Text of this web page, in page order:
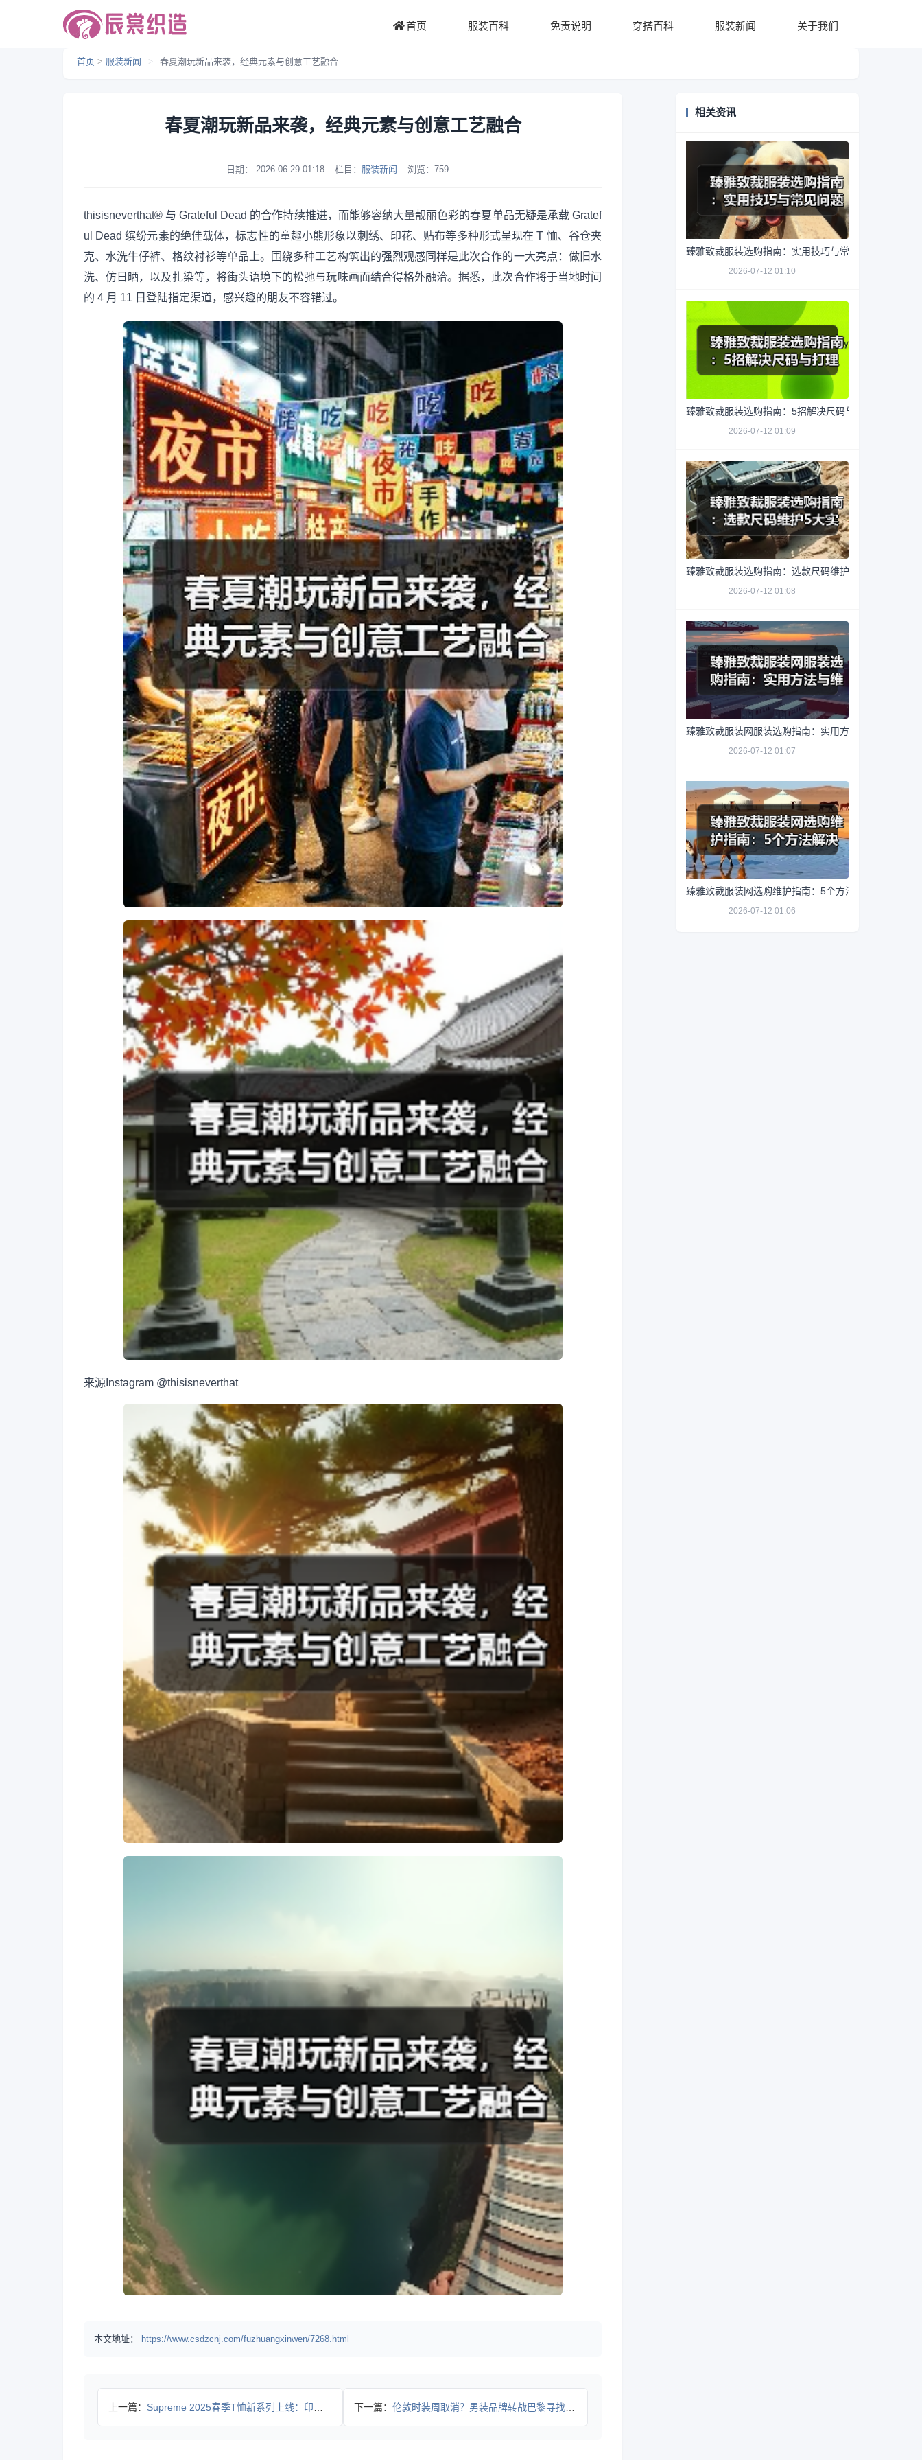
首页 服装百科 免责说明 穿搭百科 服装新闻 关于我们
首页 > 服装新闻 > 春夏潮玩新品来袭，经典元素与创意工艺融合
春夏潮玩新品来袭，经典元素与创意工艺融合
日期： 2026-06-29 01:18 栏目： 服装新闻 浏览： 759
thisisneverthat® 与 Grateful Dead 的合作持续推进，而能够容纳大量靓丽色彩的春夏单品无疑是承载 Gratef
ul Dead 缤纷元素的绝佳载体，标志性的童趣小熊形象以刺绣、印花、贴布等多种形式呈现在 T 恤、谷仓夹
克、水洗牛仔裤、格纹衬衫等单品上。围绕多种工艺构筑出的强烈观感同样是此次合作的一大亮点：做旧水
洗、仿日晒，以及扎染等，将街头语境下的松弛与玩味画面结合得格外融洽。据悉，此次合作将于当地时间
的 4 月 11 日登陆指定渠道，感兴趣的朋友不容错过。
来源 Instagram @thisisneverthat
本文地址： https://www.csdzcnj.com/fuzhuangxinwen/7268.html
上一篇： Supreme 2025春季T恤新系列上线：印花设计多色搭配 下一篇： 伦敦时装周取消？男装品牌转战巴黎寻找新机遇
相关资讯
臻雅致裁服装选购指南：实用技巧与常见问题解析
2026-07-12 01:10
臻雅致裁服装选购指南：5招解决尺码与打理难题
2026-07-12 01:09
臻雅致裁服装选购指南：选款尺码维护5大实用方法
2026-07-12 01:08
臻雅致裁服装网服装选购指南：实用方法与维护技巧
2026-07-12 01:07
臻雅致裁服装网选购维护指南：5个方法解决网购踩坑
2026-07-12 01:06